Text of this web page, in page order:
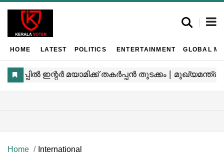
HOME LATEST POLITICS ENTERTAINMENT GLOBAL
Home International